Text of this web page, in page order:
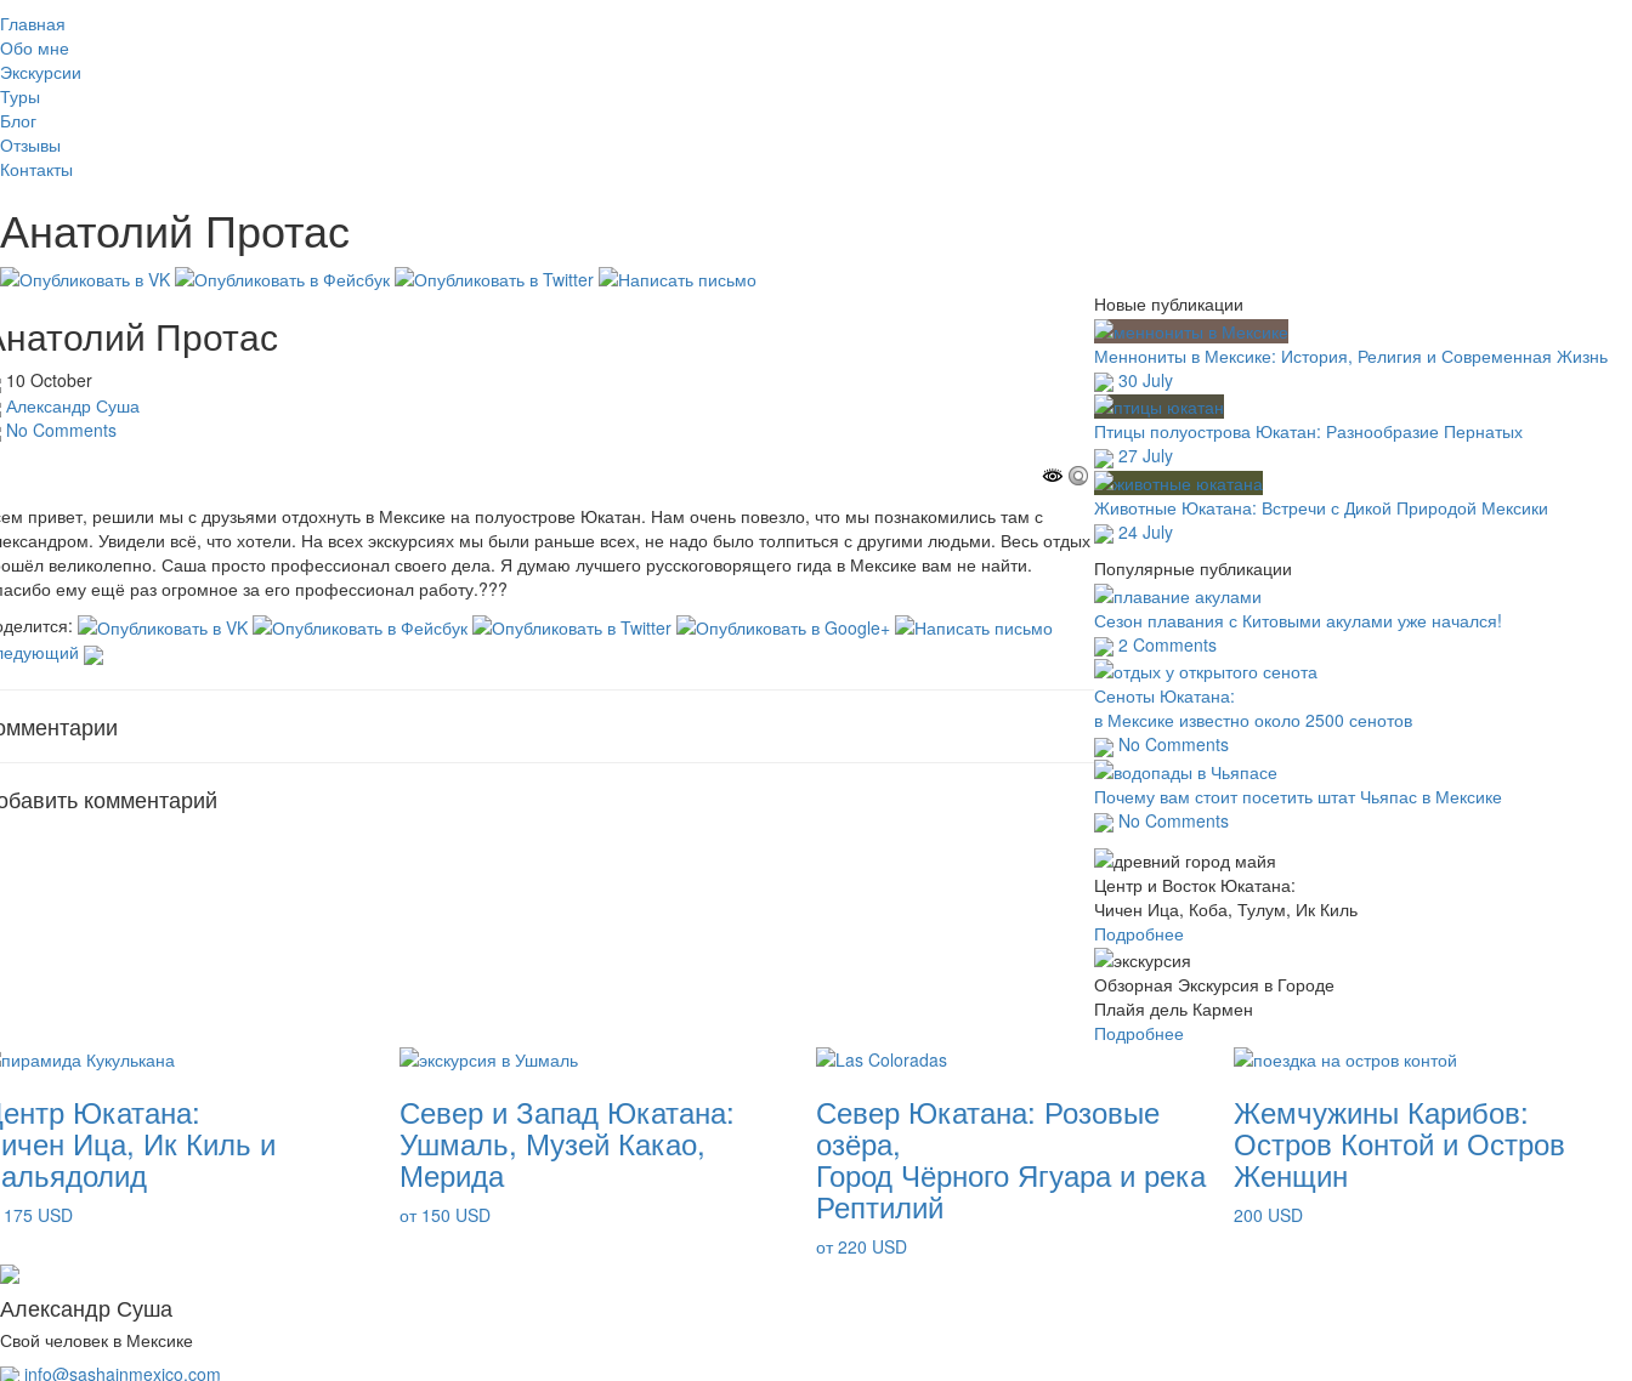
Главная
Обо мне
Экскурсии
Туры
Блог
Отзывы
Контакты
Анатолий Протас
Протас
10 October
Александр Суша
No Comments
привет, решили мы с друзьями отдохнуть в Мексике на полуострове Юкатан. Нам очень повезло, что мы познакомились там с
Увидели всё, что хотели. На всех экскурсиях мы были раньше всех, не надо было толпиться с другими людьми. Весь отдых
великолепно. Саша просто профессионал своего дела. Я думаю лучшего русскоговорящего гида в Мексике вам не найти.
ему ещё раз огромное за его профессионал работу.???
комментарий
Новые публикации
Меннониты в Мексике: История, Религия и Современная Жизнь
30 July
Птицы полуострова Юкатан: Разнообразие Пернатых
27 July
Животные Юкатана: Встречи с Дикой Природой Мексики
24 July
Популярные публикации
Сезон плавания с Китовыми акулами уже начался!
2 Comments
Сеноты Юкатана:
в Мексике известно около 2500 сенотов
No Comments
Почему вам стоит посетить штат Чьяпас в Мексике
No Comments
Центр и Восток Юкатана:
Чичен Ица, Коба, Тулум, Ик Киль
Подробнее
Обзорная Экскурсия в Городе
Плайя дель Кармен
Подробнее
Юкатана:
Ица, Ик Киль и
175 USD
Север и Запад Юкатана:
Ушмаль, Музей Какао,
Мерида
от 150 USD
Север Юкатана: Розовые
озёра,
Город Чёрного Ягуара и река
Рептилий
от 220 USD
Жемчужины Карибов:
Остров Контой и Остров
Женщин
200 USD
Александр Суша
Свой человек в Мексике
info@sashainmexico.com